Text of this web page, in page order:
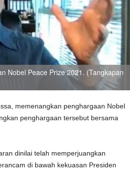
Nobel Peace Prize 2021. (Tangkapan
memenangkan penghargaan Nobel
penghargaan tersebut bersama
dinilai telah memperjuangkan
di bawah kekuasan Presiden